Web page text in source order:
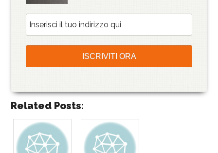
Related Posts: